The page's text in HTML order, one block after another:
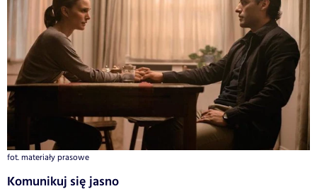
fot. materiały prasowe
Komunikuj się jasno